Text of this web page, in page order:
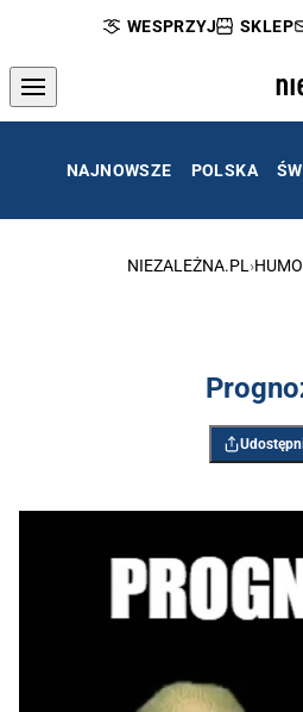
WESPRZYJ SKLEP
NAJNOWSZE POLSKA
NIEZALEŻNA.PL ›